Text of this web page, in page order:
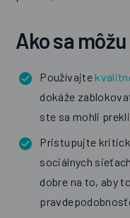
Ako sa
Používajte
dokáže
ste sa mohli
Pristupujte
sociálnych
dobre na to, aby